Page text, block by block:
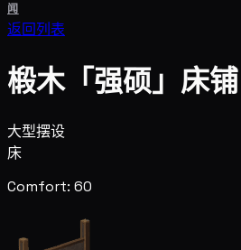
闻
返回列表
椴木「强硕」床铺
大型摆设
床
Comfort: 60